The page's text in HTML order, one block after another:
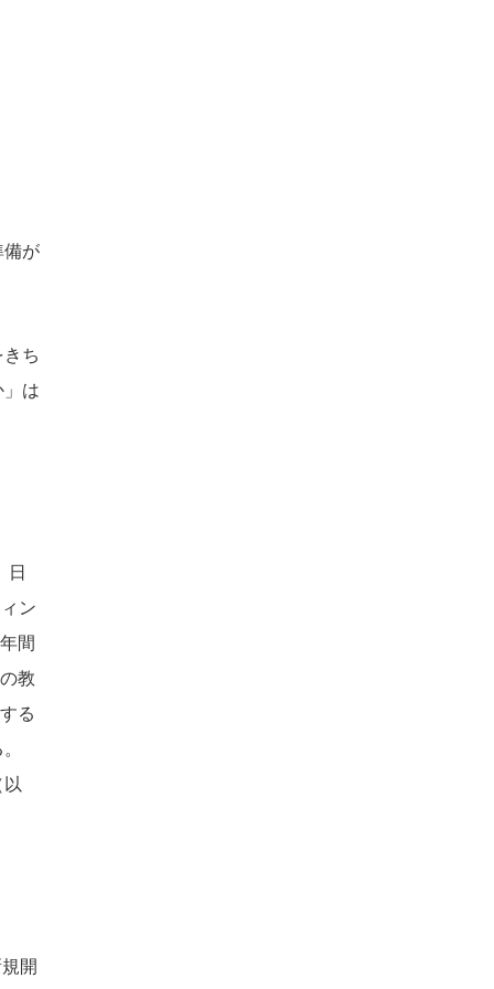
備が
ち
は
日
ン
間
教
る
開